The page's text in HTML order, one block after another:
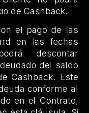
de Cashback.
el pago de las
en las fechas
descontar
del saldo
Cashback. Este
conforme al
en el Contrato,